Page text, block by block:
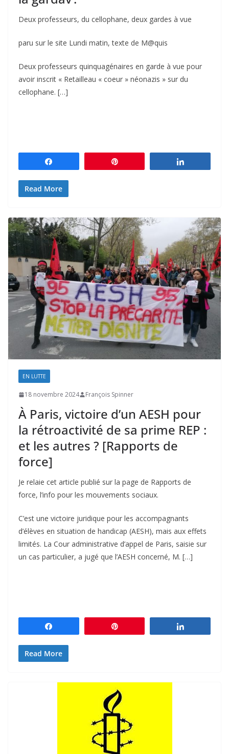
Deux professeurs, du cellophane, deux gardes à vue
paru sur le site Lundi matin, texte de M@quis
Deux professeurs quinquagénaires en garde à vue pour
avoir inscrit « Retailleau « coeur » néonazis » sur du
cellophane. […]
Read More
EN LUTTE
18 novembre 2024 François Spinner
À Paris, victoire d’un AESH pour
la rétroactivité de sa prime REP :
et les autres ? [Rapports de
force]
Je relaie cet article publié sur la page de Rapports de
force, l’info pour les mouvements sociaux.
C’est une victoire juridique pour les accompagnants
d’élèves en situation de handicap (AESH), mais aux effets
limités. La Cour administrative d’appel de Paris, saisie sur
un cas particulier, a jugé que l’AESH concerné, M. […]
Read More